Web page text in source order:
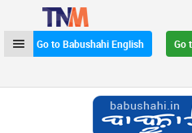
Go to Babushahi English
Go